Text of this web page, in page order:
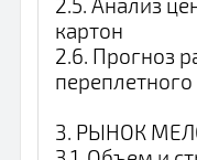
картон
2.6. Прогноз
переплетного
3. РЫНОК